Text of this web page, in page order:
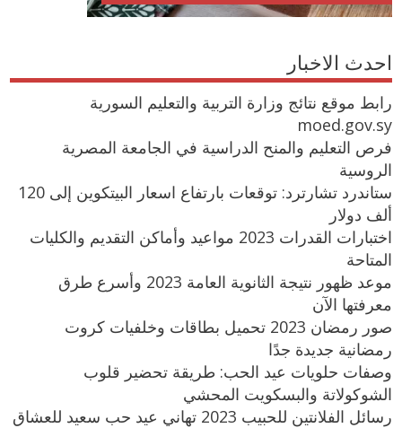
احدث الاخبار
رابط موقع نتائج وزارة التربية والتعليم السورية
moed.gov.sy
فرص التعليم والمنح الدراسية في الجامعة المصرية
الروسية
ستاندرد تشارترد: توقعات بارتفاع اسعار البيتكوين إلى 120
ألف دولار
اختبارات القدرات 2023 مواعيد وأماكن التقديم والكليات
المتاحة
موعد ظهور نتيجة الثانوية العامة 2023 وأسرع طرق
معرفتها الآن
صور رمضان 2023 تحميل بطاقات وخلفيات كروت
رمضانية جديدة جدًا
وصفات حلويات عيد الحب: طريقة تحضير قلوب
الشوكولاتة والبسكويت المحشي
رسائل الفلانتين للحبيب 2023 تهاني عيد حب سعيد للعشاق